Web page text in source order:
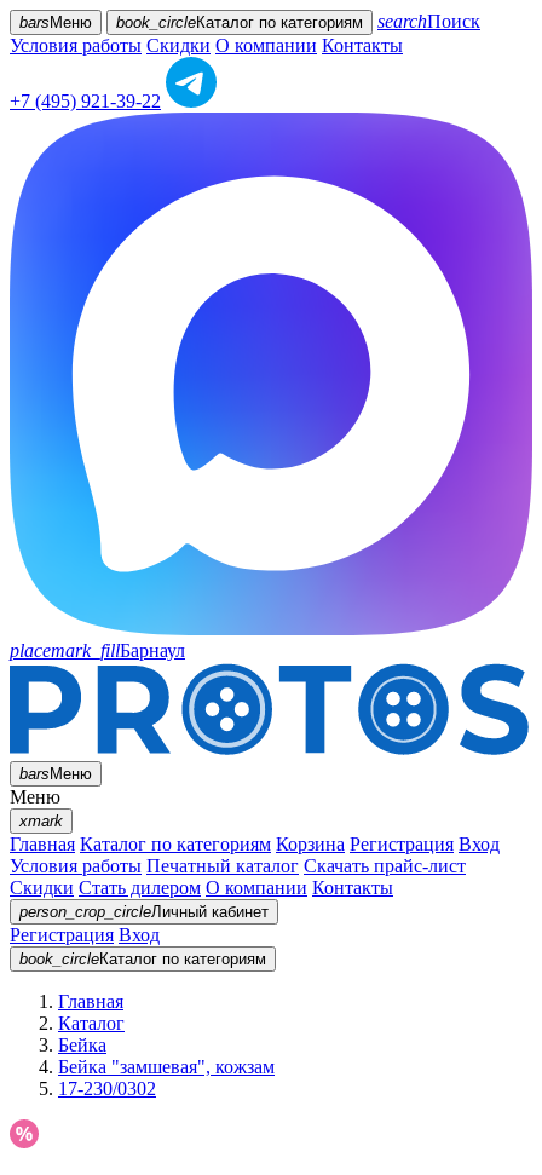
bars Меню book_circleКаталог по категориям searchПоиск
Условия работы Скидки О компании Контакты
+7 (495) 921-39-22
placemark_fillБарнаул
barsМеню
Меню
xmark
Главная Каталог по категориям Корзина Регистрация Вход
Условия работы Печатный каталог Скачать прайс-лист
Скидки Стать дилером О компании Контакты
person_crop_circleЛичный кабинет
Регистрация Вход
book_circleКаталог по категориям
Главная
Каталог
Бейка
Бейка "замшевая", кожзам
17-230/0302